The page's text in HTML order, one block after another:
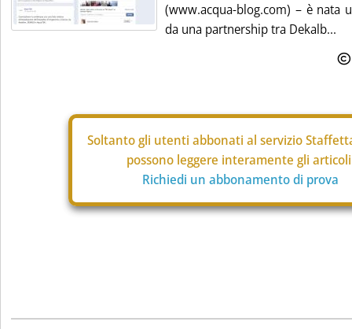
(www.acqua-blog.com) – è nata
da una partnership tra Dekalb...
Soltanto gli utenti abbonati al servizio
possono leggere interamente gli
Richiedi un abbonamento di prova